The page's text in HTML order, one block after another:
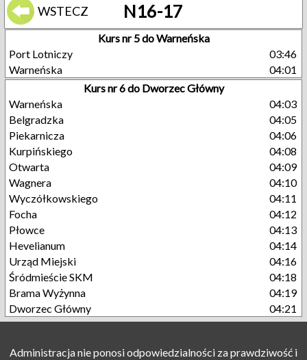
WSTECZ N16-17
Kurs nr 5 do Warneńska
Port Lotniczy
03:46
Warneńska
04:01
Kurs nr 6 do Dworzec Główny
Warneńska
04:03
Belgradzka
04:05
Piekarnicza
04:06
Kurpińskiego
04:08
Otwarta
04:09
Wagnera
04:10
Wyczółkowskiego
04:11
Focha
04:12
Płowce
04:13
Hevelianum
04:14
Urząd Miejski
04:16
Śródmieście SKM
04:18
Brama Wyżynna
04:19
Dworzec Główny
04:21
Administracja nie ponosi odpowiedzialności za prawdziwość i